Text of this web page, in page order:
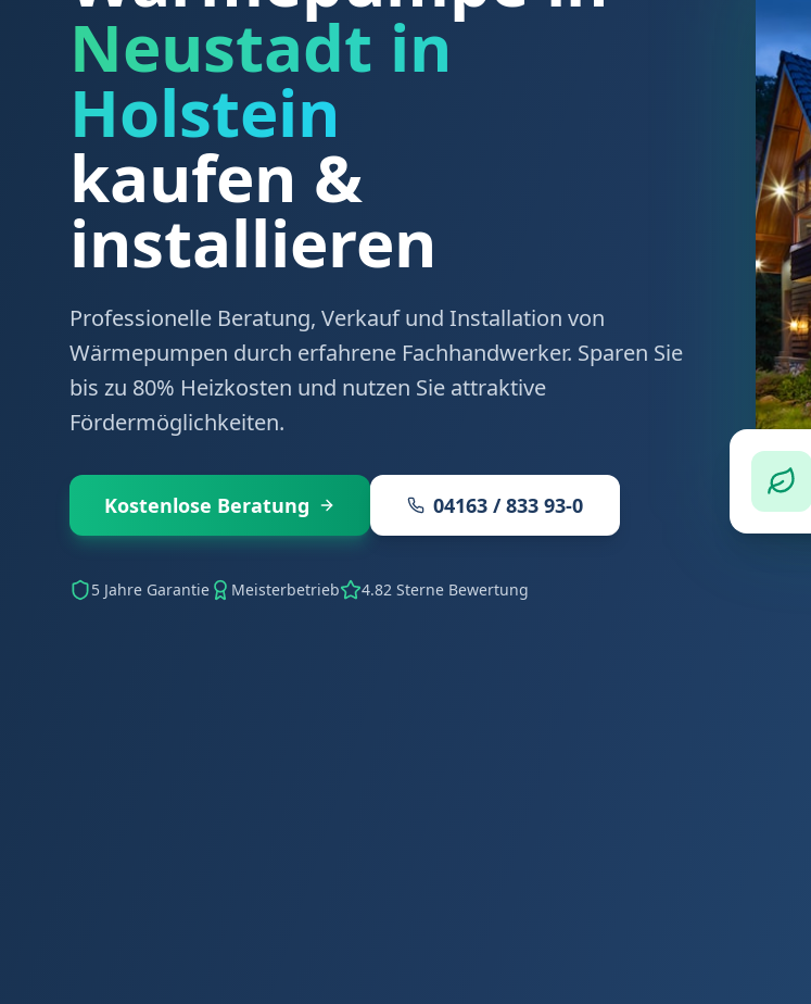
Neustadt in
Holstein
kaufen &
installieren
Professionelle Beratung, Verkauf und Installation von
Wärmepumpen durch erfahrene Fachhandwerker. Sparen Sie
bis zu 80% Heizkosten und nutzen Sie attraktive
Fördermöglichkeiten.
Kostenlose Beratung 04163 / 833 93-0
5 Jahre Garantie Meisterbetrieb 4.82 Sterne Bewertung